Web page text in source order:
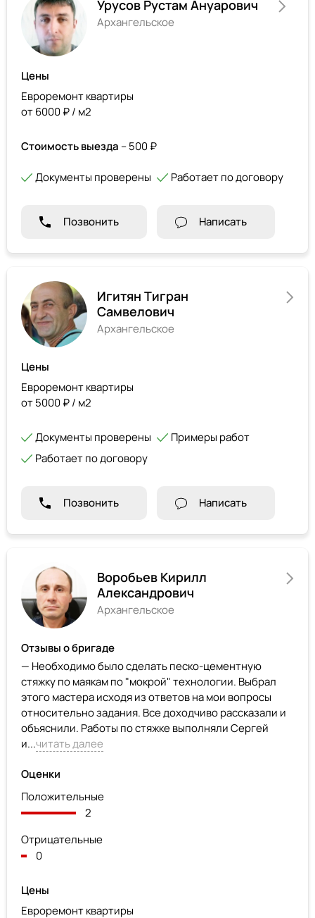
Урусов Рустам Ануарович
Архангельское
Цены
Евроремонт квартиры
от 6000 ₽ / м2
Стоимость выезда – 500 ₽
Документы проверены Работает по договору
Позвонить Написать
Игитян Тигран
Самвелович
Архангельское
Цены
Евроремонт квартиры
от 5000 ₽ / м2
Документы проверены
Примеры работ
Работает по договору
Позвонить Написать
Воробьев Кирилл
Александрович
Архангельское
Отзывы о бригаде
— Необходимо было сделать песко-цементную
стяжку по маякам по "мокрой" технологии. Выбрал
этого мастера исходя из ответов на мои вопросы
относительно задания. Все доходчиво рассказали и
объяснили. Работы по стяжке выполняли Сергей
и...читать далее
Оценки
Положительные
2
Отрицательные
0
Цены
Евроремонт квартиры